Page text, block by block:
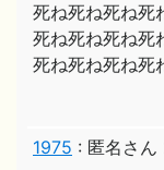
死ね死ね死ね死
死ね死ね死ね死
死ね死ね死ね死
1975 : 匿名さん